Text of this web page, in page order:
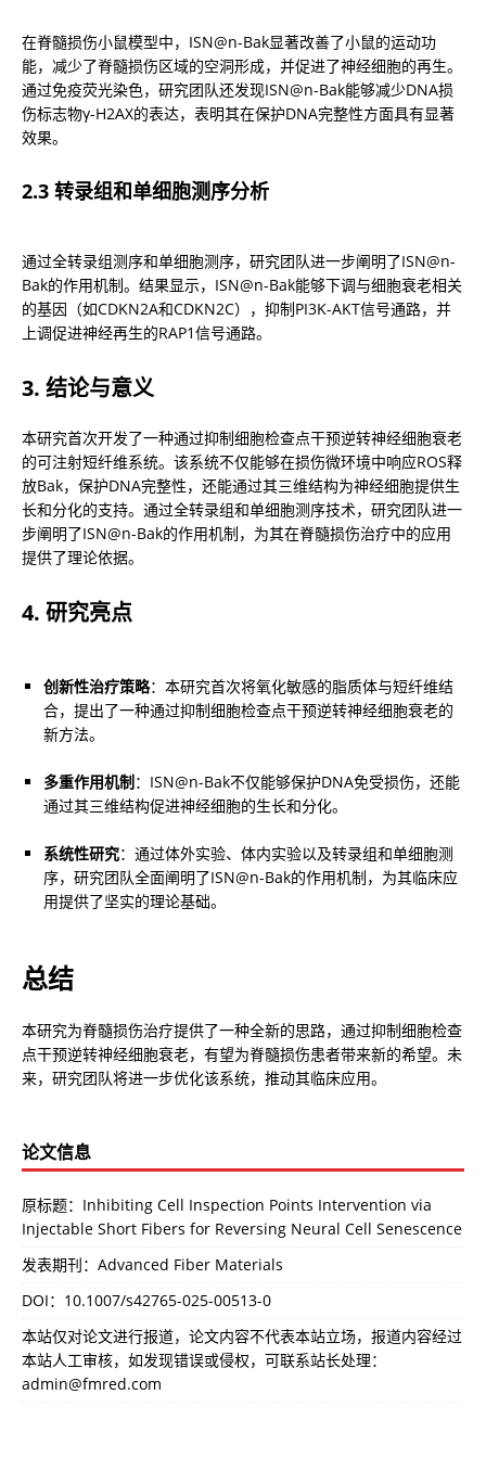
在脊髓损伤小鼠模型中，ISN@n-Bak显著改善了小鼠的运动功
能，减少了脊髓损伤区域的空洞形成，并促进了神经细胞的再生。
通过免疫荧光染色，研究团队还发现ISN@n-Bak能够减少DNA损
伤标志物γ-H2AX的表达，表明其在保护DNA完整性方面具有显著
效果。
2.3 转录组和单细胞测序分析
通过全转录组测序和单细胞测序，研究团队进一步阐明了ISN@n-
Bak的作用机制。结果显示，ISN@n-Bak能够下调与细胞衰老相关
的基因（如CDKN2A和CDKN2C），抑制PI3K-AKT信号通路，并
上调促进神经再生的RAP1信号通路。
3. 结论与意义
本研究首次开发了一种通过抑制细胞检查点干预逆转神经细胞衰老
的可注射短纤维系统。该系统不仅能够在损伤微环境中响应ROS释
放Bak，保护DNA完整性，还能通过其三维结构为神经细胞提供生
长和分化的支持。通过全转录组和单细胞测序技术，研究团队进一
步阐明了ISN@n-Bak的作用机制，为其在脊髓损伤治疗中的应用
提供了理论依据。
4. 研究亮点
创新性治疗策略：本研究首次将氧化敏感的脂质体与短纤维结
合，提出了一种通过抑制细胞检查点干预逆转神经细胞衰老的
新方法。
多重作用机制：ISN@n-Bak不仅能够保护DNA免受损伤，还能
通过其三维结构促进神经细胞的生长和分化。
系统性研究：通过体外实验、体内实验以及转录组和单细胞测
序，研究团队全面阐明了ISN@n-Bak的作用机制，为其临床应
用提供了坚实的理论基础。
总结
本研究为脊髓损伤治疗提供了一种全新的思路，通过抑制细胞检查
点干预逆转神经细胞衰老，有望为脊髓损伤患者带来新的希望。未
来，研究团队将进一步优化该系统，推动其临床应用。
论文信息
原标题：Inhibiting Cell Inspection Points Intervention via
Injectable Short Fibers for Reversing Neural Cell Senescence
发表期刊：Advanced Fiber Materials
DOI： 10.1007/s42765-025-00513-0
本站仅对论文进行报道，论文内容不代表本站立场，报道内容经过
本站人工审核，如发现错误或侵权，可联系站长处理：
admin@fmred.com